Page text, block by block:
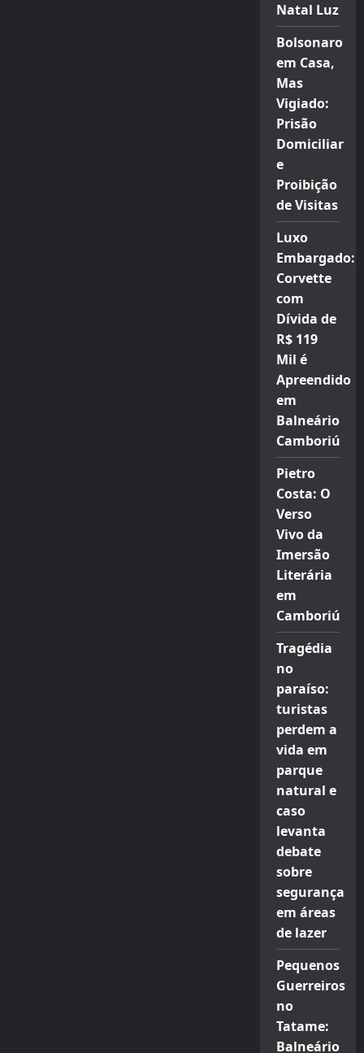
Natal Luz
Bolsonaro
em Casa,
Mas
Vigiado:
Prisão
Domiciliar
e
Proibição
de Visitas
Luxo
Embargado:
Corvette
com
Dívida de
R$ 119
Mil é
Apreendido
em
Balneário
Camboriú
Pietro
Costa: O
Verso
Vivo da
Imersão
Literária
em
Camboriú
Tragédia
no
paraíso:
turistas
perdem a
vida em
parque
natural e
caso
levanta
debate
sobre
segurança
em áreas
de lazer
Pequenos
Guerreiros
no
Tatame:
Balneário